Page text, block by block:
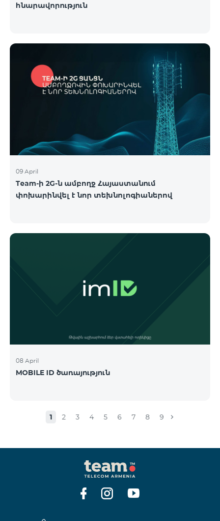
հնարավորություն
09 April
Team-ի 2G-ն ամբողջ Հայաստանում
փոխարինվել է նոր տեխնոլոգիաներով
08 April
MOBILE ID ծառայություն
1 2 3 4 5 6 7 8 9